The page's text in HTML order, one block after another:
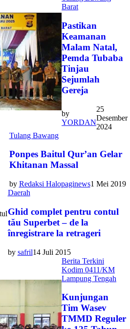
Barat
Pastikan
Keamanan
Malam Natal,
Pemda Tubaba
Tinjau
Sejumlah
Gereja
by
YORDAN
25
Desember
2024
Tulang Bawang
Ponpes Baitul Qur’an Gelar
Khitanan Massal
by Redaksi Halopaginews1 Mei 2019
Daerah
Ghid complet pentru contul
tău Superbet – de la
înregistrare la retrageri
by safril14 Juli 2015
Berita Terkini
Kodim 0411/KM
Lampung Tengah
Kunjungan
Tim Wasev
TMMD Reguler